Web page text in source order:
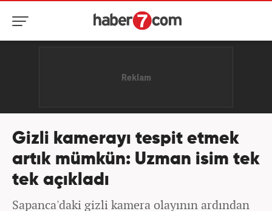
Gizli kamerayı tespit etmek
artık mümkün: Uzman isim tek
tek açıkladı
Sapanca'daki gizli kamera olayının ardından